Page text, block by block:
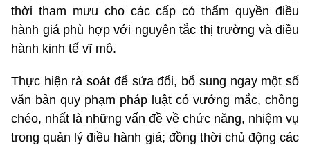
thời tham mưu cho các cấp có thẩm quyền điều
hành giá phù hợp với nguyên tắc thị trường và điều
hành kinh tế vĩ mô.
Thực hiện rà soát để sửa đổi, bổ sung ngay một số
văn bản quy phạm pháp luật có vướng mắc, chồng
chéo, nhất là những vấn đề về chức năng, nhiệm vụ
trong quản lý điều hành giá; đồng thời chủ động các